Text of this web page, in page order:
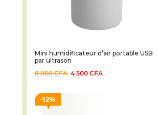
Mini humidificateur d’air portable USB
par ultrason
8 000CFA 4 500 CFA
12%